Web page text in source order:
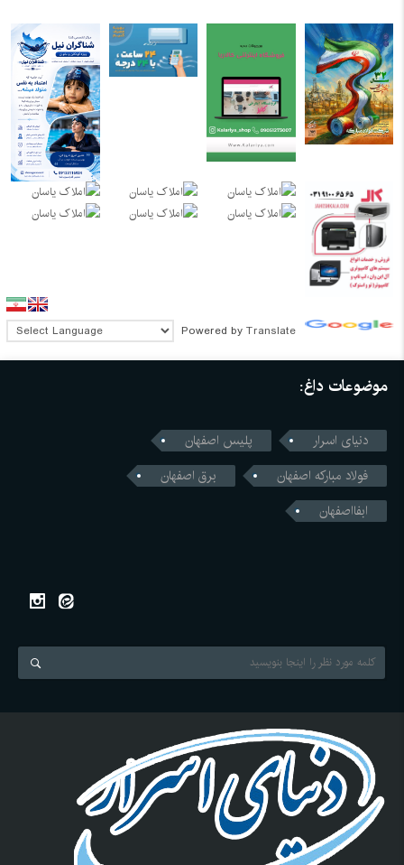
Powered by Translate
موضوعات داغ:
دنیای اسرار
پلیس اصفهان
فولاد مبارکه اصفهان
برق اصفهان
ابفااصفهان